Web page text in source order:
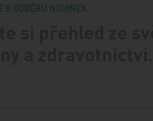
K ODBĚRU NOVINEK.